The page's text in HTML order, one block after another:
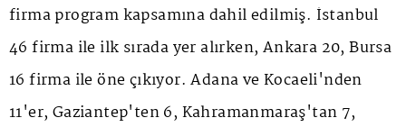
firma program kapsamına dahil edilmiş. İstanbul
46 firma ile ilk sırada yer alırken, Ankara 20, Bursa
16 firma ile öne çıkıyor. Adana ve Kocaeli'nden
11'er, Gaziantep'ten 6, Kahramanmaraş'tan 7,